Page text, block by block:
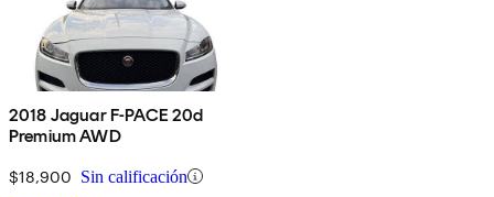
2018 Jaguar F-PACE 20d
Premium AWD
$18,900 Sin calificación